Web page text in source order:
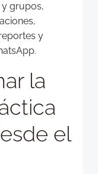
y grupos,
y
la
el